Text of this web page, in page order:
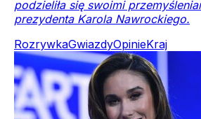
podzieliła się swoimi
prezydenta Karola Nawrockiego.
RozrywkaGwiazdyOpinieKraj